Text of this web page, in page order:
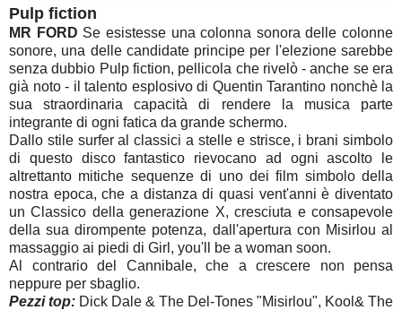
Pulp fiction
MR FORD Se esistesse una colonna sonora delle colonne
sonore, una delle candidate principe per l'elezione sarebbe
senza dubbio Pulp fiction, pellicola che rivelò - anche se era
già noto - il talento esplosivo di Quentin Tarantino nonchè la
sua straordinaria capacità di rendere la musica parte
integrante di ogni fatica da grande schermo.
Dallo stile surfer al classici a stelle e strisce, i brani simbolo
di questo disco fantastico rievocano ad ogni ascolto le
altrettanto mitiche sequenze di uno dei film simbolo della
nostra epoca, che a distanza di quasi vent'anni è diventato
un Classico della generazione X, cresciuta e consapevole
della sua dirompente potenza, dall'apertura con Misirlou al
massaggio ai piedi di Girl, you'll be a woman soon.
Al contrario del Cannibale, che a crescere non pensa
neppure per sbaglio.
Pezzi top: Dick Dale & The Del-Tones "Misirlou", Kool& The